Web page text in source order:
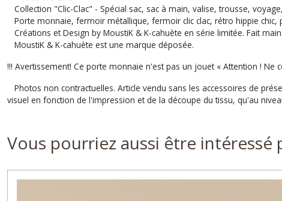
Collection "Clic-Clac" - Spécial sac, sac à main, valise, trousse,
Porte monnaie, fermoir métallique, fermoir clic clac, rétro hippie
Créations et Design by MoustiK & K-cahuète en série limitée. Fait
MoustiK & K-cahuète est une marque déposée.
!!! Avertissement! Ce porte monnaie n'est pas un jouet « Attention !
Photos non contractuelles. Article vendu sans les accessoires de
visuel en fonction de l'impression et de la découpe du tissu, qu'au
Vous pourriez aussi être intéressé